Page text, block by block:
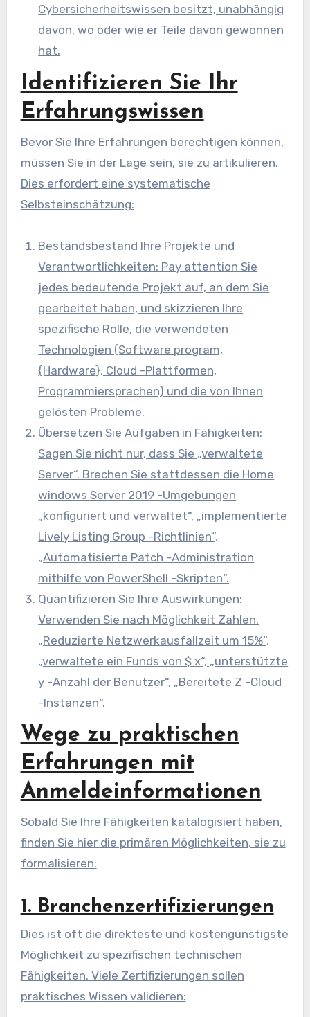
Cybersicherheitswissen besitzt, unabhängig
davon, wo oder wie er Teile davon gewonnen
hat.
Identifizieren Sie Ihr
Erfahrungswissen
Bevor Sie Ihre Erfahrungen berechtigen können,
müssen Sie in der Lage sein, sie zu artikulieren.
Dies erfordert eine systematische
Selbsteinschätzung:
Bestandsbestand Ihre Projekte und
Verantwortlichkeiten: Pay attention Sie
jedes bedeutende Projekt auf, an dem Sie
gearbeitet haben, und skizzieren Ihre
spezifische Rolle, die verwendeten
Technologien (Software program,
{Hardware}, Cloud -Plattformen,
Programmiersprachen) und die von Ihnen
gelösten Probleme.
Übersetzen Sie Aufgaben in Fähigkeiten:
Sagen Sie nicht nur, dass Sie „verwaltete
Server“. Brechen Sie stattdessen die Home
windows Server 2019 -Umgebungen
„konfiguriert und verwaltet“, „implementierte
Lively Listing Group -Richtlinien“,
„Automatisierte Patch -Administration
mithilfe von PowerShell -Skripten“.
Quantifizieren Sie Ihre Auswirkungen:
Verwenden Sie nach Möglichkeit Zahlen.
„Reduzierte Netzwerkausfallzeit um 15%“,
„verwaltete ein Funds von $ x“, „unterstützte
y -Anzahl der Benutzer“, „Bereitete Z -Cloud
-Instanzen“.
Wege zu praktischen
Erfahrungen mit
Anmeldeinformationen
Sobald Sie Ihre Fähigkeiten katalogisiert haben,
finden Sie hier die primären Möglichkeiten, sie zu
formalisieren:
1. Branchenzertifizierungen
Dies ist oft die direkteste und kostengünstigste
Möglichkeit zu spezifischen technischen
Fähigkeiten. Viele Zertifizierungen sollen
praktisches Wissen validieren: